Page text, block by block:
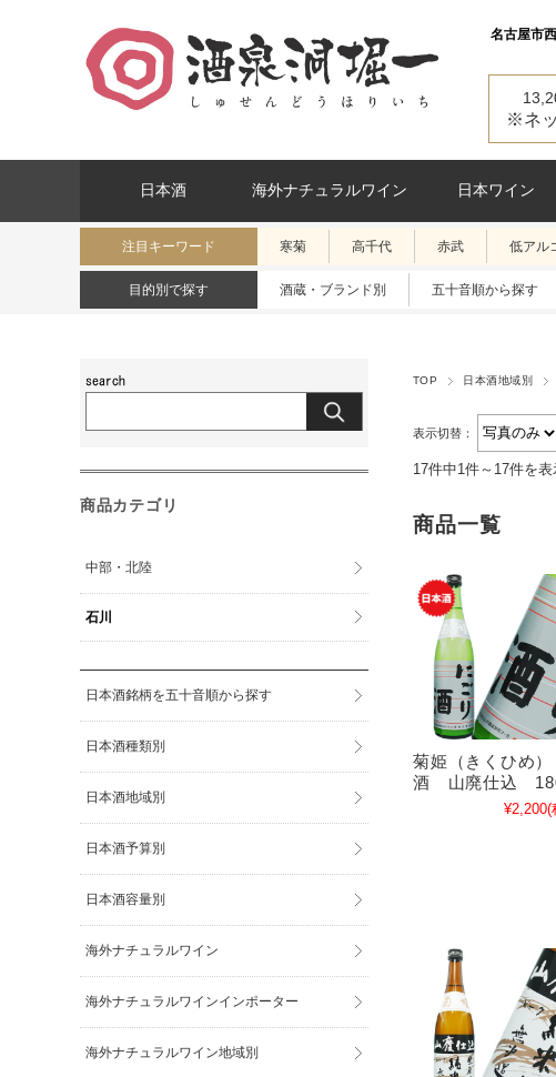
名古屋市
※ネ
日本酒 海外ナチュラルワイン 日本ワイン
注目キーワード 寒菊 高千代 赤武 低アル
目的別で探す 酒蔵・ブランド別 五十音順から探す
TOP 日本酒地域別
表示切替：
17件中1件～17件を表
商品一覧
菊姫（きくひめ
酒 山廃仕込
¥2,200(
商品カテゴリ
中部・北陸
石川
日本酒銘柄を五十音順から探す
日本酒種類別
日本酒地域別
日本酒予算別
日本酒容量別
海外ナチュラルワイン
海外ナチュラルワインインポーター
海外ナチュラルワイン地域別